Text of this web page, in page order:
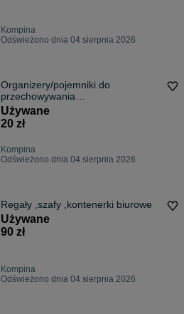
Kompina
Odświeżono dnia 04 sierpnia 2026
Organizery/pojemniki do
przechowywania
ubrań,przedmiotów
Używane
20 zł
Kompina
Odświeżono dnia 04 sierpnia 2026
Regały ,szafy ,kontenerki biurowe
Używane
90 zł
Kompina
Odświeżono dnia 04 sierpnia 2026